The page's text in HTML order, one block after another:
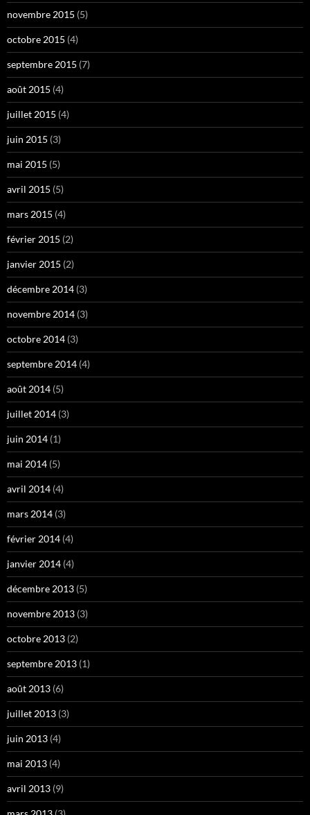
novembre 2015 (5)
octobre 2015 (4)
septembre 2015 (7)
août 2015 (4)
juillet 2015 (4)
juin 2015 (3)
mai 2015 (5)
avril 2015 (5)
mars 2015 (4)
février 2015 (2)
janvier 2015 (2)
décembre 2014 (3)
novembre 2014 (3)
octobre 2014 (3)
septembre 2014 (4)
août 2014 (5)
juillet 2014 (3)
juin 2014 (1)
mai 2014 (5)
avril 2014 (4)
mars 2014 (3)
février 2014 (4)
janvier 2014 (4)
décembre 2013 (5)
novembre 2013 (3)
octobre 2013 (2)
septembre 2013 (1)
août 2013 (6)
juillet 2013 (3)
juin 2013 (4)
mai 2013 (4)
avril 2013 (9)